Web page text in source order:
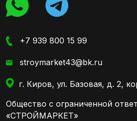
+7 939 800 15 99
stroymarket43@bk.ru
г. Киров, ул. Базовая, д. 2,
Общество с ограниченной
«СТРОЙМАРКЕТ»